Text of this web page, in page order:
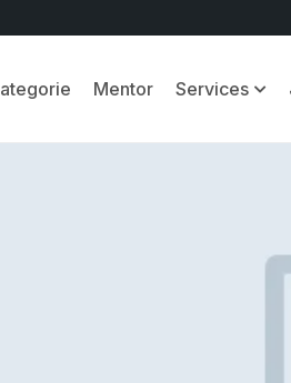
Mentor Services